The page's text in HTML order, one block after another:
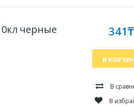
черные
341₸
В
В
В